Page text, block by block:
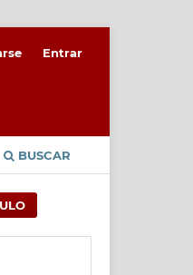
BUSCAR
Entrar